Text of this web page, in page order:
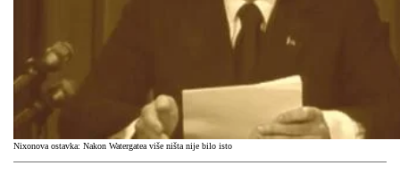
Nixonova ostavka: Nakon Watergatea više ništa nije bilo isto